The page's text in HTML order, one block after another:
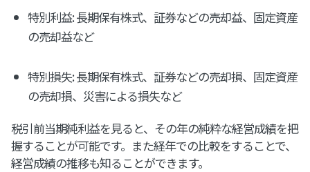
特別利益: 長期保有株式、証券などの売却益、固定資産
の売却益など
特別損失: 長期保有株式、証券などの売却損、固定資産
の売却損、災害による損失など
税引前当期純利益を見ると、その年の純粋な経営成績を把
握することが可能です。また経年での比較をすることで、
経営成績の推移も知ることができます。